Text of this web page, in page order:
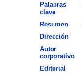
Palabras
clave
Resumen
Dirección
Autor
corporativo
Editorial